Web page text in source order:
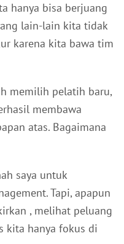
hanya bisa berjuang
lain-lain kita tidak
karena kita bawa tim
memilih pelatih baru,
membawa
atas. Bagaimana
saya untuk
Tapi, apapun
, melihat peluang
kita hanya fokus di